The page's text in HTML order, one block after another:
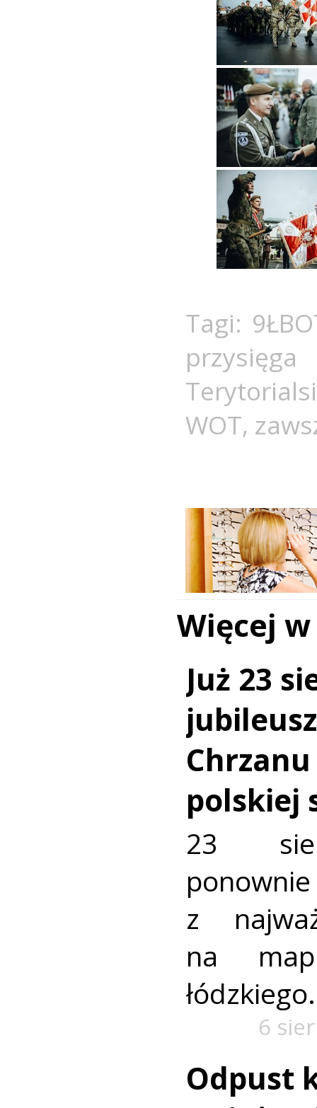
Tagi:
Terytorialsi
WOT,
Więcej
Już 23
polskiej
23
z
na
łódzkiego.
6
Odpust